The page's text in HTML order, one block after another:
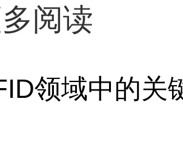
阅读
领域中的关